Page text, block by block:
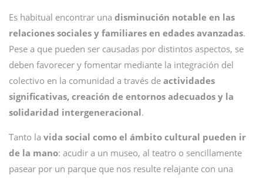
Es habitual encontrar una disminución notable en las
relaciones sociales y familiares en edades avanzadas.
Pese a que pueden ser causadas por distintos aspectos, se
deben favorecer y fomentar mediante la integración del
colectivo en la comunidad a través de actividades
significativas, creación de entornos adecuados y la
solidaridad intergeneracional.
Tanto la vida social como el ámbito cultural pueden ir
de la mano: acudir a un museo, al teatro o sencillamente
pasear por un parque que nos resulte relajante con una